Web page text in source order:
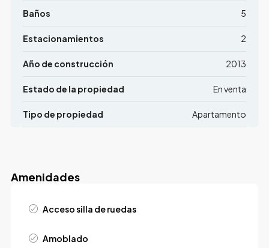
Baños 5
Estacionamientos 2
Año de construcción 2013
Estado de la propiedad En venta
Tipo de propiedad Apartamento
Amenidades
Acceso silla de ruedas
Amoblado